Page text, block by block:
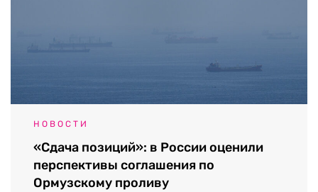
НОВОСТИ
«Сдача позиций»: в России оценили
перспективы соглашения по
Ормузскому проливу